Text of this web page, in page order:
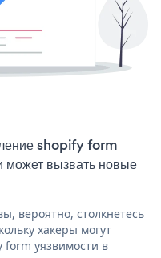
shopify form
может вызвать новые
вероятно, столкнетесь
хакеры могут
form уязвимости в